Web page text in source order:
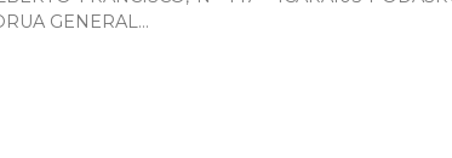
GENERAL...